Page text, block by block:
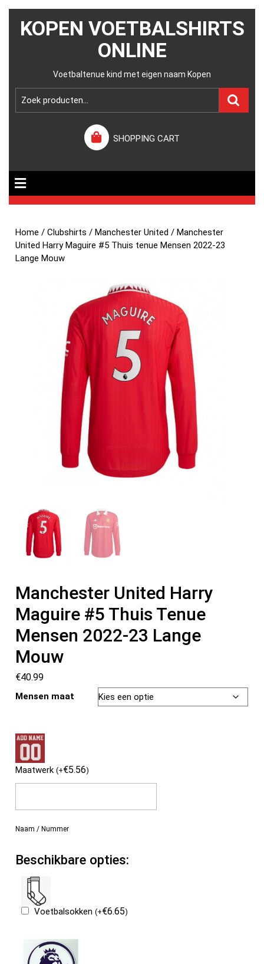
KOPEN VOETBALSHIRTS
ONLINE
Voetbaltenue kind met eigen naam Kopen
SHOPPING CART
Home /Clubshirts /Manchester United / Manchester
United Harry Maguire #5 Thuis tenue Mensen 2022-23
Lange Mouw
Manchester United Harry
Maguire #5 Thuis Tenue
Mensen 2022-23 Lange
Mouw
€40.99
Mensen maat
Maatwerk(+€5.56)
Naam / Nummer
Beschikbare opties:
Voetbalsokken(+€6.65)